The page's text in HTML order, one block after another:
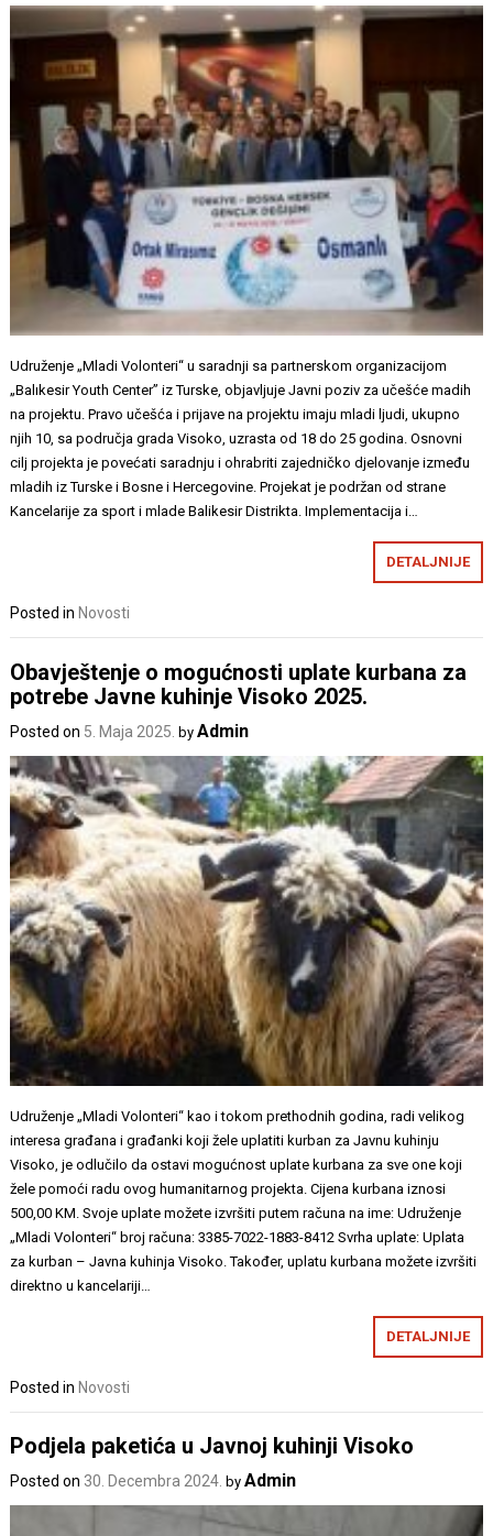
Udruženje „Mladi Volonteri“ u saradnji sa partnerskom organizacijom
„Balıkesir Youth Center” iz Turske, objavljuje Javni poziv za učešće madih
na projektu. Pravo učešća i prijave na projektu imaju mladi ljudi, ukupno
njih 10, sa područja grada Visoko, uzrasta od 18 do 25 godina. Osnovni
cilj projekta je povećati saradnju i ohrabriti zajedničko djelovanje između
mladih iz Turske i Bosne i Hercegovine. Projekat je podržan od strane
Kancelarije za sport i mlade Balikesir Distrikta. Implementacija i…
DETALJNIJE
Posted in Novosti
Obavještenje o mogućnosti uplate kurbana za
potrebe Javne kuhinje Visoko 2025.
Posted on 5. Maja 2025. byAdmin
Udruženje „Mladi Volonteri“ kao i tokom prethodnih godina, radi velikog
interesa građana i građanki koji žele uplatiti kurban za Javnu kuhinju
Visoko, je odlučilo da ostavi mogućnost uplate kurbana za sve one koji
žele pomoći radu ovog humanitarnog projekta. Cijena kurbana iznosi
500,00 KM. Svoje uplate možete izvršiti putem računa na ime: Udruženje
„Mladi Volonteri“ broj računa: 3385-7022-1883-8412 Svrha uplate: Uplata
za kurban – Javna kuhinja Visoko. Također, uplatu kurbana možete izvršiti
direktno u kancelariji…
DETALJNIJE
Posted in Novosti
Podjela paketića u Javnoj kuhinji Visoko
Posted on 30. Decembra 2024. byAdmin